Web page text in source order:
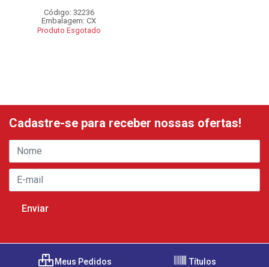
Código: 32236
Embalagem: CX
Produto Esgotado
Cadastre-se para receber nossas ofertas!
Meus Pedidos Títulos